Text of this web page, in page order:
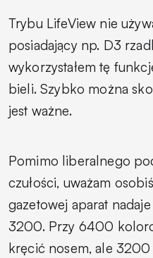
Trybu LifeView nie
posiadający np. D3
wykorzystałem tę
bieli. Szybko można
jest ważne.
Pomimo liberalnego
czułości, uważam
gazetowej aparat
3200. Przy 6400
kręcić nosem, ale